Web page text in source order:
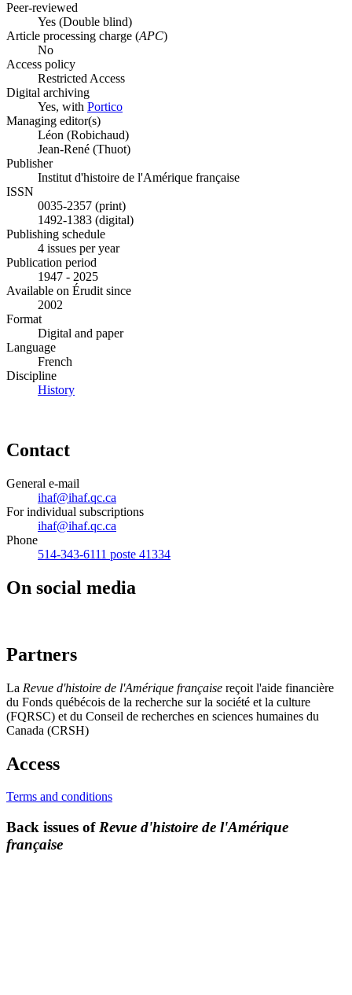
Peer-reviewed
Yes (Double blind)
Article processing charge (APC)
No
Access policy
Restricted Access
Digital archiving
Yes, with Portico
Managing editor(s)
Léon (Robichaud)
Jean-René (Thuot)
Publisher
Institut d'histoire de l'Amérique française
ISSN
0035-2357 (print)
1492-1383 (digital)
Publishing schedule
4 issues per year
Publication period
1947 - 2025
Available on Érudit since
2002
Format
Digital and paper
Language
French
Discipline
History
Contact
General e-mail
ihaf@ihaf.qc.ca
For individual subscriptions
ihaf@ihaf.qc.ca
Phone
514-343-6111 poste 41334
On social media
Partners
La Revue d'histoire de l'Amérique française reçoit l'aide financière
du Fonds québécois de la recherche sur la société et la culture
(FQRSC) et du Conseil de recherches en sciences humaines du
Canada (CRSH)
Access
Terms and conditions
Back issues of Revue d'histoire de l'Amérique
française